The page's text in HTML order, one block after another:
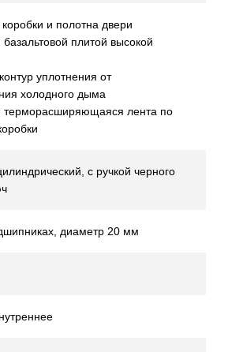
и полотна двери
базальтовой плитой высокой
уплотнения от
холодного дыма
терморасширяющаяся лента по
с ручкой черного
диаметр 20 мм